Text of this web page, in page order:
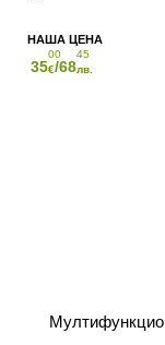
35
00
€/68
45
лв.